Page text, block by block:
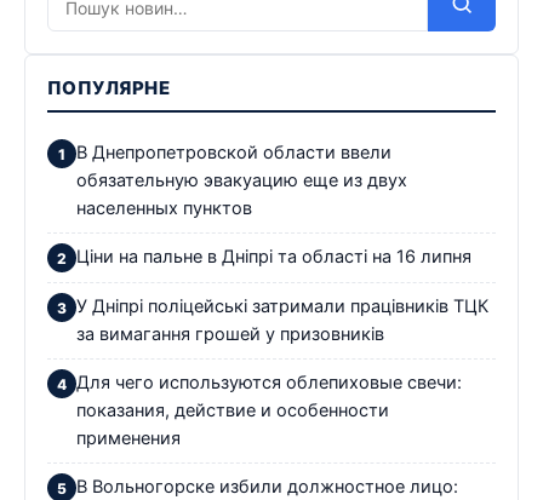
ПОПУЛЯРНЕ
В Днепропетровской области ввели
обязательную эвакуацию еще из двух
населенных пунктов
Ціни на пальне в Дніпрі та області на 16 липня
У Дніпрі поліцейські затримали працівників ТЦК
за вимагання грошей у призовників
Для чего используются облепиховые свечи:
показания, действие и особенности
применения
В Вольногорске избили должностное лицо: